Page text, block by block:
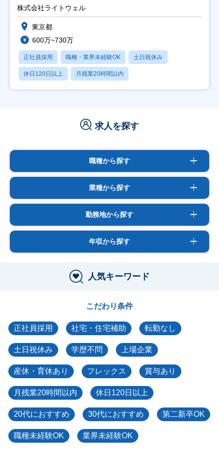
能】
株式会社ライトウェル
東京都
600万~730万
正社員採用 職種・業界未経験OK 土日祝休み
休日120日以上 月残業20時間以内
求人を探す
職種から探す
業種から探す
勤務地から探す
年収から探す
人気キーワード
こだわり条件
正社員採用 社宅・住宅補助 転勤なし
土日祝休み 学歴不問 上場企業
産休・育休あり フレックス 賞与あり
月残業20時間以内 休日120日以上
20代におすすめ 30代におすすめ 第二新卒OK
職種未経験OK 業界未経験OK